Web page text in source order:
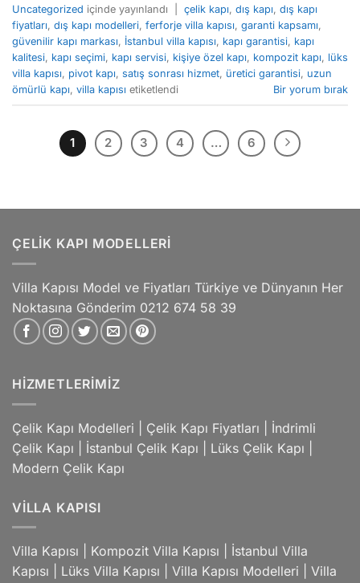
Uncategorized içinde yayınlandı çelik kapı, dış kapı, dış kapı
fiyatları, dış kapı modelleri, ferforje villa kapısı, garanti kapsamı,
güvenilir kapı markası, İstanbul villa kapısı, kapı garantisi, kapı
kalitesi, kapı seçimi, kapı servisi, kişiye özel kapı, kompozit kapı, lüks
villa kapısı, pivot kapı, satış sonrası hizmet, üretici garantisi, uzun
ömürlü kapı, villa kapısı etiketlendi Bir yorum bırak
1 2 3 4 … 6
ÇELIK KAPI MODELLERI
Villa Kapısı Model ve Fiyatları Türkiye ve Dünyanın Her
Noktasına Gönderim 0212 674 58 39
HIZMETLERIMIZ
Çelik Kapı Modelleri Çelik Kapı Fiyatları
İndrimli
Çelik Kapı
İstanbul Çelik Kapı Lüks Çelik Kapı
Modern Çelik Kapı
VILLA KAPISI
Villa Kapısı Kompozit Villa Kapısı
İstanbul Villa
Kapısı
Lüks Villa Kapısı Villa Kapısı Modelleri Villa